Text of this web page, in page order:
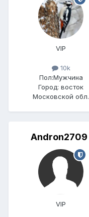
VIP
10k
Пол:Мужчина
Город: восток
Московской обл.
Andron2709
VIP